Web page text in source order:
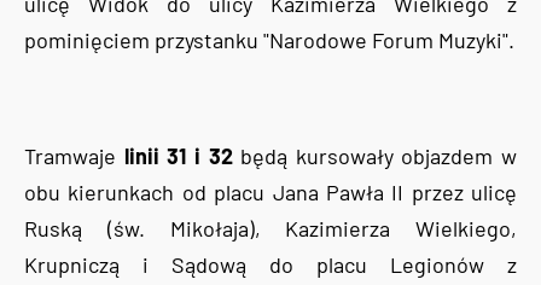
pominięciem przystanku "Narodowe Forum Muzyki".
Tramwaje linii 31 i 32będą kursowały objazdem w
obu kierunkach od placu Jana Pawła II przez ulicę
Ruską (św. Mikołaja), Kazimierza Wielkiego,
Krupniczą i Sądową do placu Legionów z